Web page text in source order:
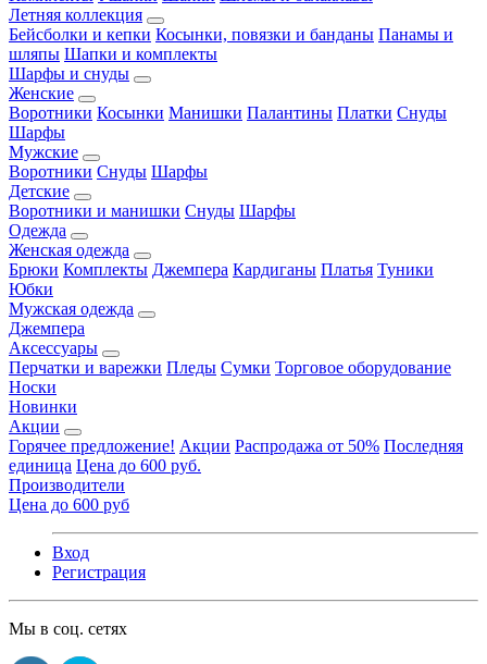
Летняя коллекция
Бейсболки и кепки Косынки, повязки и банданы Панамы и
шляпы Шапки и комплекты
Шарфы и снуды
Женские
Воротники Косынки Манишки Палантины Платки Снуды
Шарфы
Мужские
Воротники Снуды Шарфы
Детские
Воротники и манишки Снуды Шарфы
Одежда
Женская одежда
Брюки Комплекты Джемпера Кардиганы Платья Туники
Юбки
Мужская одежда
Джемпера
Аксессуары
Перчатки и варежки Пледы Сумки Торговое оборудование
Носки
Новинки
Акции
Горячее предложение! Акции Распродажа от 50% Последняя
единица Цена до 600 руб.
Производители
Цена до 600 руб
Вход
Регистрация
Мы в соц. сетях